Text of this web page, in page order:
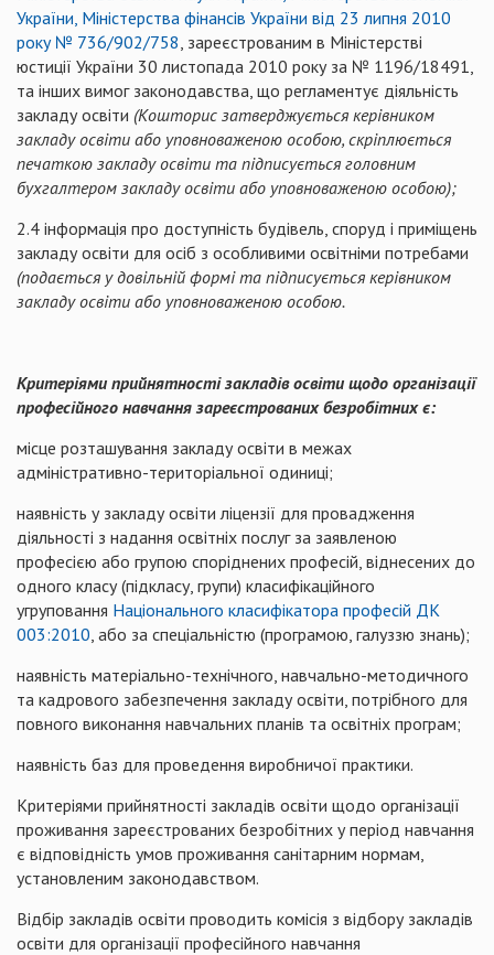
України, Міністерства фінансів України від 23 липня 2010
року № 736/902/758, зареєстрованим в Міністерстві
юстиції України 30 листопада 2010 року за № 1196/18491,
та інших вимог законодавства, що регламентує діяльність
закладу освіти (Кошторис затверджується керівником
закладу освіти або уповноваженою особою, скріплюється
печаткою закладу освіти та підписується головним
бухгалтером закладу освіти або уповноваженою особою);
2.4 інформація про доступність будівель, споруд і приміщень
закладу освіти для осіб з особливими освітніми потребами
(подається у довільній формі та підписується керівником
закладу освіти або уповноваженою особою.
Критеріями прийнятності закладів освіти щодо організації
професійного навчання зареєстрованих безробітних є:
місце розташування закладу освіти в межах
адміністративно-територіальної одиниці;
наявність у закладу освіти ліцензії для провадження
діяльності з надання освітніх послуг за заявленою
професією або групою споріднених професій, віднесених до
одного класу (підкласу, групи) класифікаційного
угруповання Національного класифікатора професій ДК
003:2010, або за спеціальністю (програмою, галуззю знань);
наявність матеріально-технічного, навчально-методичного
та кадрового забезпечення закладу освіти, потрібного для
повного виконання навчальних планів та освітніх програм;
наявність баз для проведення виробничої практики.
Критеріями прийнятності закладів освіти щодо організації
проживання зареєстрованих безробітних у період навчання
є відповідність умов проживання санітарним нормам,
установленим законодавством.
Відбір закладів освіти проводить комісія з відбору закладів
освіти для організації професійного навчання